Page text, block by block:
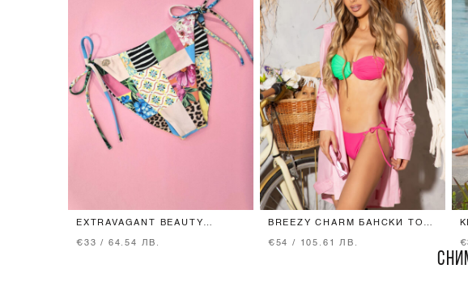
EXTRAVAGANT BEAUTY
ТАЛИЯ И ВРЪЗКИ
€33 / 64.54 ЛВ.
BREEZY CHARM БАНСКИ ТОП
€54 / 105.61 ЛВ.